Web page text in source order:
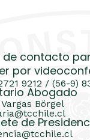
de contacto
por
9212 / (56-9)
Abogado
Börgel
de